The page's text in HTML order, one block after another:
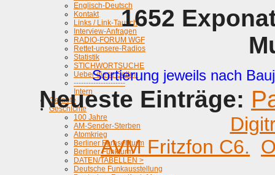
Englisch-Deutsch
Kontakt
Links / Link-Tausch
Interview-Anfragen
RADIO-FORUM WGF
Rettet-unsere-Radios
Statistik
STICHWORTSUCHE
Ueber diese Seiten
---------------------
Intern
Geraete
Geschichte
100 Jahre
AM-Sender-Sterben
Atomkrieg
Berliner Fernsehturm
Berliner Funkturm
DATEN/TABELLEN >
Deutsche Funkausstellung
1652
Sortierung jeweils nach
Neueste Einträge:
AVM Fritzfon C6.